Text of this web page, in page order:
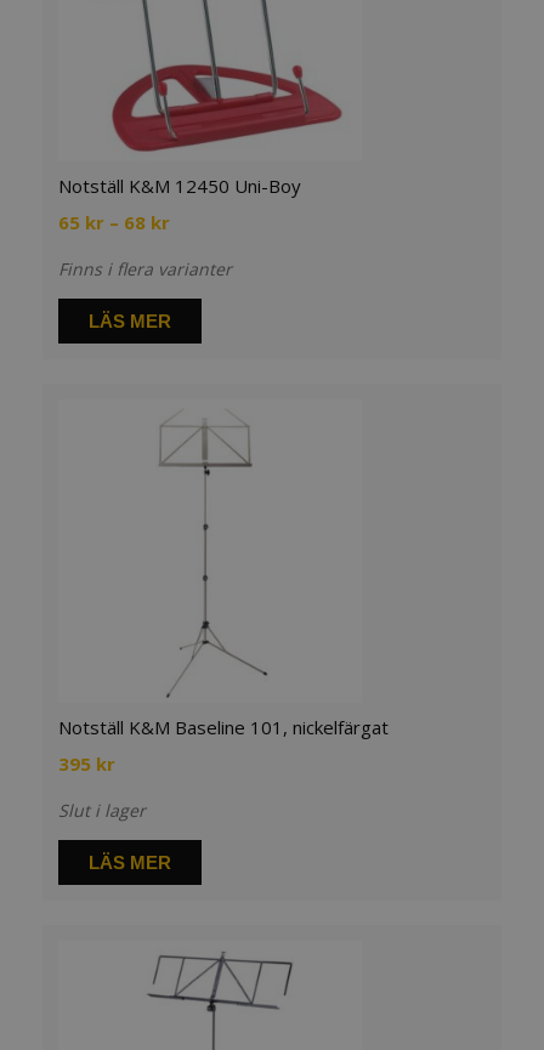
Notställ K&M 12450 Uni-Boy
65 kr – 68 krPrisintervall:
till
68 kr
Finns i flera varianter
LÄS MER
Notställ K&M Baseline 101, nickelfärgat
395 kr
Slut i lager
LÄS MER